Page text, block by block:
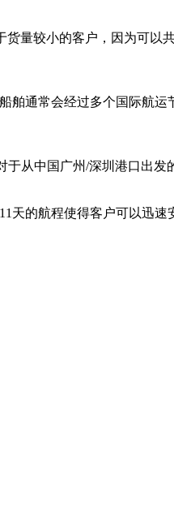
货量较小的客户，因为可以
舶通常会经过多个国际航运
于从中国广州/深圳港口出发
天的航程使得客户可以迅速